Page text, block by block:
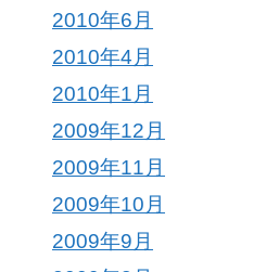
2010年6月
2010年4月
2010年1月
2009年12月
2009年11月
2009年10月
2009年9月